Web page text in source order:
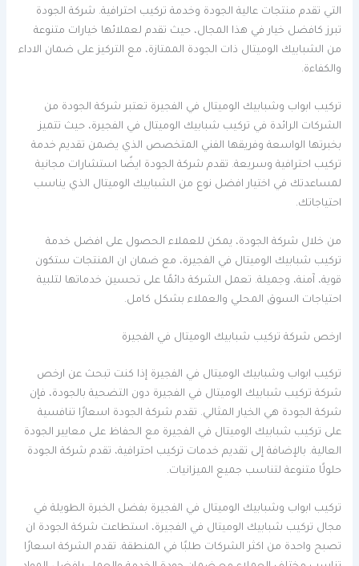
التي تقدم منتجات عالية الجودة وخدمة تركيب احترافية. شركة الجودة
تبرز كافضل خيار في هذا المجال، حيث تقدم لعملائها خيارات متنوعة
من الشبابيك الوميتال ذات الجودة الممتازة، مع التركيز على ضمان الاداء
والكفاءة.
تركيب ابواب وشبابيك الوميتال في الفجيرة تعتبر شركة الجودة من
الشركات الرائدة في تركيب شبابيك الوميتال في الفجيرة، حيث تتميز
بخبرتها الواسعة وفريقها الفني المتخصص الذي يضمن تقديم خدمة
تركيب احترافية وسريعة. تقدم شركة الجودة ايضًا استشارات مجانية
لمساعدتك في اختيار افضل نوع من الشبابيك الوميتال الذي يناسب
احتياجاتك.
من خلال شركة الجودة، يمكن للعملاء الحصول على افضل خدمة
تركيب شبابيك الوميتال في الفجيرة، مع ضمان ان المنتجات ستكون
قوية، آمنة، وجميلة. تعمل الشركة دائمًا على تحسين خدماتها لتلبية
احتياجات السوق المحلي والعملاء بشكل كامل.
ارخص شركة تركيب شبابيك الوميتال في الفجيرة
تركيب ابواب وشبابيك الوميتال في الفجيرة إذا كنت تبحث عن ارخص
شركة تركيب شبابيك الوميتال في الفجيرة دون التضحية بالجودة، فإن
شركة الجودة هي الخيار المثالي. تقدم شركة الجودة اسعارًا تنافسية
على تركيب شبابيك الوميتال في الفجيرة مع الحفاظ على معايير الجودة
العالية. بالإضافة إلى تقديم خدمات تركيب احترافية، تقدم شركة الجودة
حلولًا متنوعة لتناسب جميع الميزانيات.
تركيب ابواب وشبابيك الوميتال في الفجيرة بفضل الخبرة الطويلة في
مجال تركيب شبابيك الوميتال في الفجيرة، استطاعت شركة الجودة ان
تصبح واحدة من اكثر الشركات طلبًا في المنطقة. تقدم الشركة اسعارًا